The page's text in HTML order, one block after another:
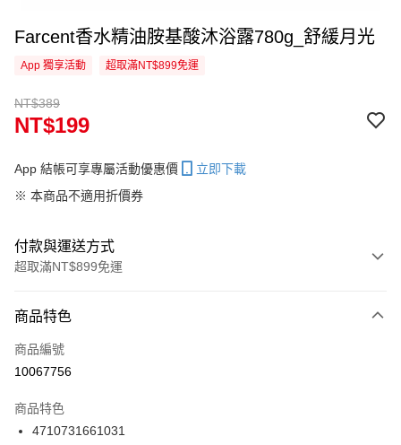
Farcent香水精油胺基酸沐浴露780g_舒緩月光
App 獨享活動 超取滿NT$899免運
NT$389
NT$199
App 結帳可享專屬活動優惠價
立即下載
※ 本商品不適用折價券
付款與運送方式
超取滿NT$899免運
信用卡一次付款
信用卡分期付款
合作金庫商業銀行
華南商業銀行
商品特色
商品編號
10067756
商品特色
4710731661031